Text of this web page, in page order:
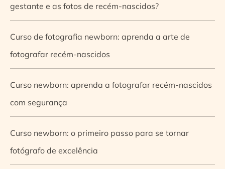
gestante e as fotos de recém-nascidos?
Curso de fotografia newborn: aprenda a arte de
fotografar recém-nascidos
Curso newborn: aprenda a fotografar recém-nascidos
com segurança
Curso newborn: o primeiro passo para se tornar
fotógrafo de excelência